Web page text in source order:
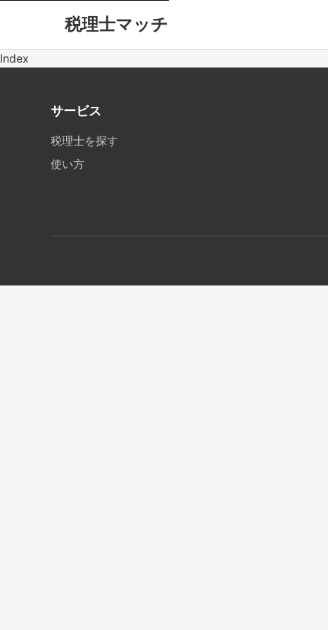
税理士マッチ
Index
サービス
税理士を探す
使い方